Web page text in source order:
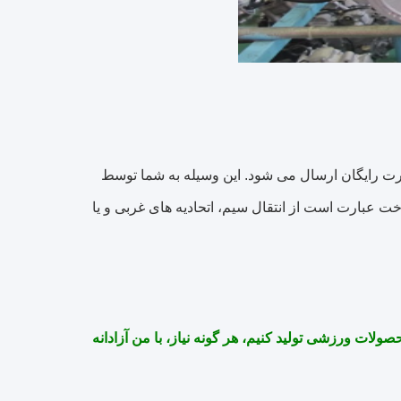
رایگان ارسال می شود. این وسیله به شما توسط
عبارت است از انتقال سیم، اتحادیه های غربی و یا
ورزشی تولید کنیم، هر گونه نیاز، با من آزادانه